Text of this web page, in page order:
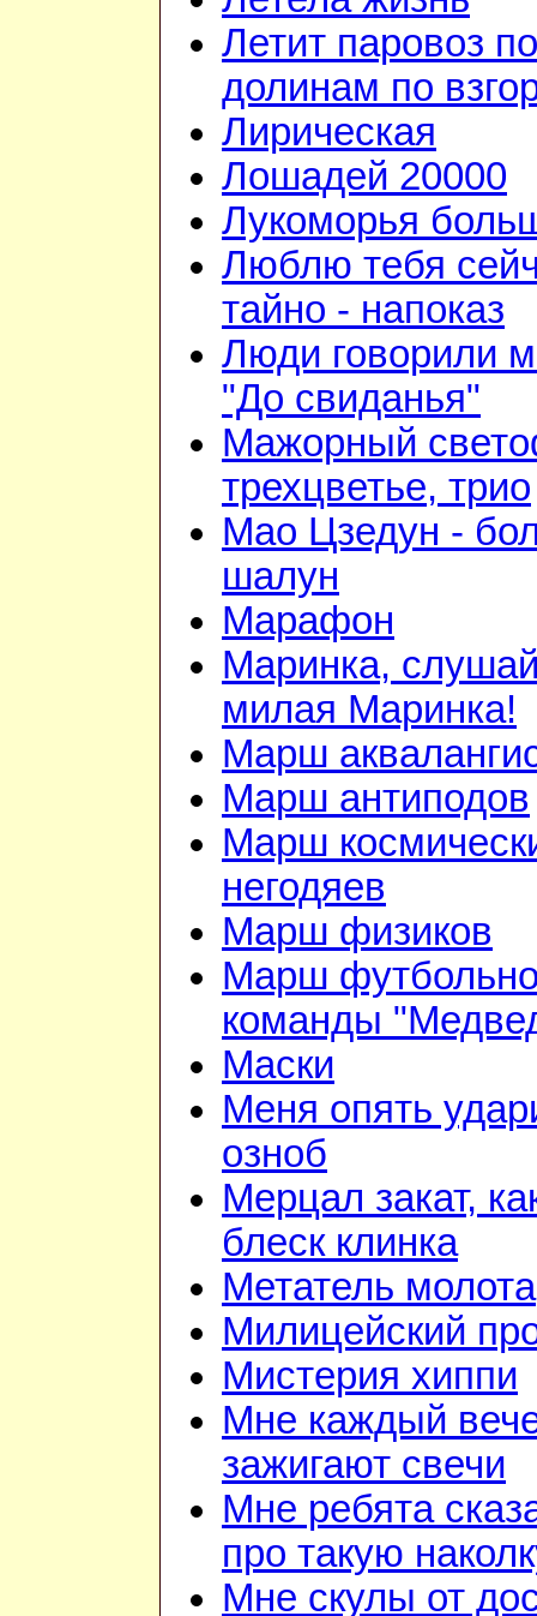
Летит паровоз по
долинам по
Лирическая
Лошадей 20000
Лукоморья
Люблю тебя
тайно - напоказ
Люди говорили
"До свиданья"
Мажорный
трехцветье, трио
Мао Цзедун -
шалун
Марафон
Маринка,
милая Маринка!
Марш
Марш антиподов
Марш
негодяев
Марш физиков
Марш
команды
Маски
Меня опять
озноб
Мерцал закат,
блеск клинка
Метатель молота
Милицейский
Мистерия хиппи
Мне каждый
зажигают свечи
Мне ребята
про такую
Мне скулы от